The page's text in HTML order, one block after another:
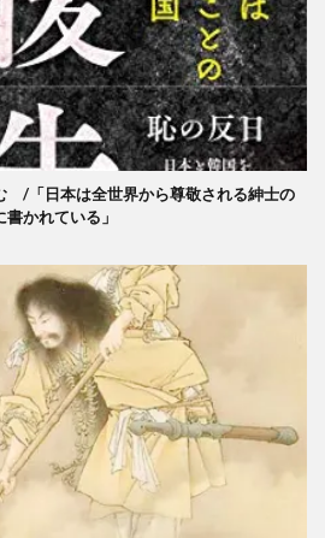
/「日本は全世界から尊敬される紳士の
かれている」